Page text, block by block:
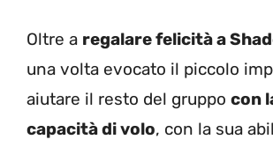
Oltre a regalare felicità a
una volta evocato il piccolo
aiutare il resto del gruppo con
capacità di volo, con la sua